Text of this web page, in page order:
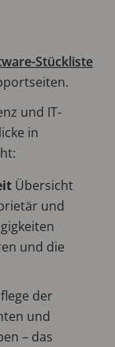
Stückliste
und IT-
in
Übersicht
und
und die
der
und
– das